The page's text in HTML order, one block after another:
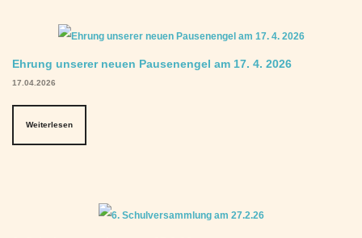
Ehrung unserer neuen Pausenengel am 17. 4. 2026
17.04.2026
Weiterlesen